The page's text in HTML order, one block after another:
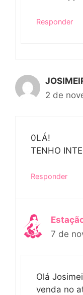
Responder
2 de
0LÁ!
TENHO
Responder
7 de
Olá
venda no